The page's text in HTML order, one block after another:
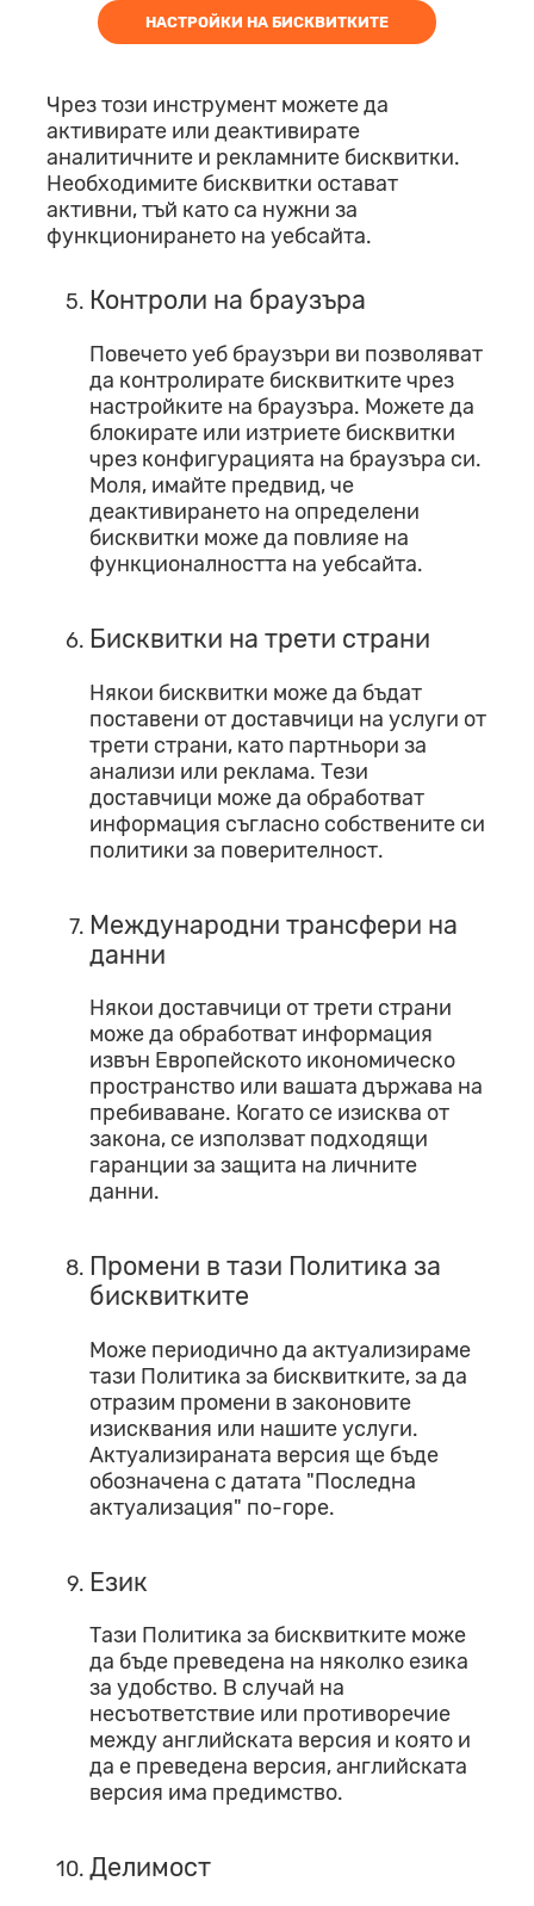
НАСТРОЙКИ НА БИСКВИТКИТЕ
Чрез този инструмент можете да
активирате или деактивирате
аналитичните и рекламните бисквитки.
Необходимите бисквитки остават
активни, тъй като са нужни за
функционирането на уебсайта.
Контроли на браузъра
Повечето уеб браузъри ви позволяват
да контролирате бисквитките чрез
настройките на браузъра. Можете да
блокирате или изтриете бисквитки
чрез конфигурацията на браузъра си.
Моля, имайте предвид, че
деактивирането на определени
бисквитки може да повлияе на
функционалността на уебсайта.
Бисквитки на трети страни
Някои бисквитки може да бъдат
поставени от доставчици на услуги от
трети страни, като партньори за
анализи или реклама. Тези
доставчици може да обработват
информация съгласно собствените си
политики за поверителност.
Международни трансфери на
данни
Някои доставчици от трети страни
може да обработват информация
извън Европейското икономическо
пространство или вашата държава на
пребиваване. Когато се изисква от
закона, се използват подходящи
гаранции за защита на личните
данни.
Промени в тази Политика за
бисквитките
Може периодично да актуализираме
тази Политика за бисквитките, за да
отразим промени в законовите
изисквания или нашите услуги.
Актуализираната версия ще бъде
обозначена с датата "Последна
актуализация" по-горе.
Език
Тази Политика за бисквитките може
да бъде преведена на няколко езика
за удобство. В случай на
несъответствие или противоречие
между английската версия и която и
да е преведена версия, английската
версия има предимство.
Делимост